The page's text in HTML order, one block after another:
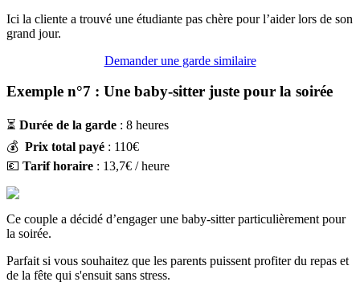
Ici la cliente a trouvé une étudiante pas chère pour l’aider lors de son
grand jour.
Demander une garde similaire
Exemple n°7 : Une baby-sitter juste pour la soirée
⏳ Durée de la garde : 8 heures
💰 Prix total payé : 110€
💶 Tarif horaire : 13,7€ / heure
Ce couple a décidé d’engager une baby-sitter particulièrement pour
la soirée.
Parfait si vous souhaitez que les parents puissent profiter du repas et
de la fête qui s'ensuit sans stress.